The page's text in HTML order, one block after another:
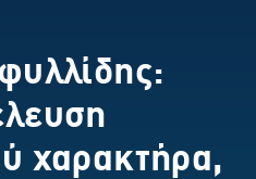
χαρακτήρα,